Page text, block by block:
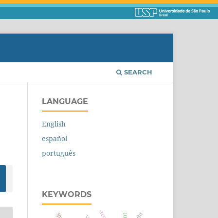
SEARCH
LANGUAGE
English
español
português
KEYWORDS